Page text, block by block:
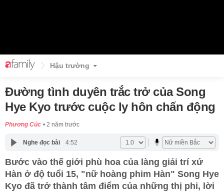
Hậu trường
Đường tình duyên trắc trở của Song
Hye Kyo trước cuộc ly hôn chấn động
Phương Cúc 2 năm trước
Nghe đọc bài 4:52
Bước vào thế giới phù hoa của làng giải trí xứ
Hàn ở độ tuổi 15, "nữ hoàng phim Hàn" Song Hye
Kyo đã trở thành tâm điểm của những thị phi, lời